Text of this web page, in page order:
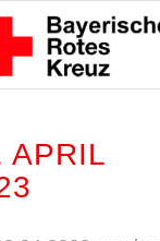
APRIL